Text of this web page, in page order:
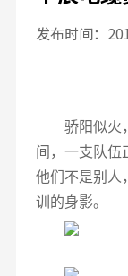
发布时间：
骄阳似火
间，一支队
他们不是别人
训的身影。
新员